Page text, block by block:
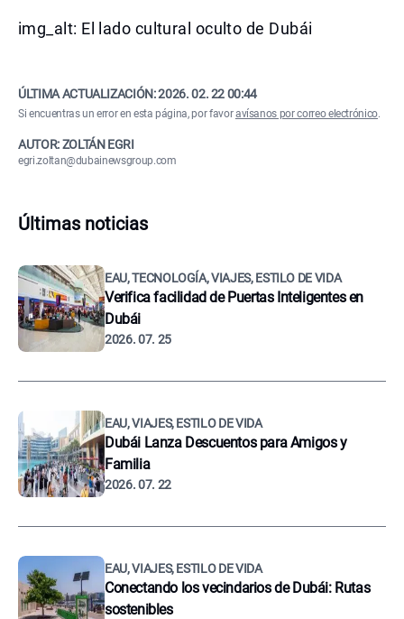
img_alt: El lado cultural oculto de Dubái
ÚLTIMA ACTUALIZACIÓN:2026. 02. 22 00:44
Si encuentras un error en esta página, por favoravísanos por correo electrónico.
AUTOR: ZOLTÁN EGRI
egri.zoltan@dubainewsgroup.com
Últimas noticias
EAU, TECNOLOGÍA, VIAJES, ESTILO DE VIDA
Verifica facilidad de Puertas Inteligentes en
Dubái
2026. 07. 25
EAU, VIAJES, ESTILO DE VIDA
Dubái Lanza Descuentos para Amigos y
Familia
2026. 07. 22
EAU, VIAJES, ESTILO DE VIDA
Conectando los vecindarios de Dubái: Rutas
sostenibles